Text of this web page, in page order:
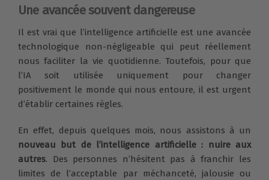
Une avancée souvent dangereuse
Il est vrai que l’intelligence artificielle est une avancée
technologique non-négligeable qui peut réellement
nous faciliter la vie quotidienne. Toutefois, pour que
l’IA soit utilisée uniquement pour changer
positivement le monde qui nous entoure, il est urgent
d’établir certaines règles.
En effet, depuis quelques mois, nous assistons à un
nouveau but de l’intelligence artificielle : nuire aux
autres. Des personnes n’hésitent pas à franchir les
limites de l’acceptable par méchanceté, jalousie ou